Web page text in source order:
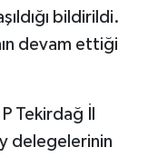
bildirildi.
devam ettiği
Tekirdağ İl
delegelerinin